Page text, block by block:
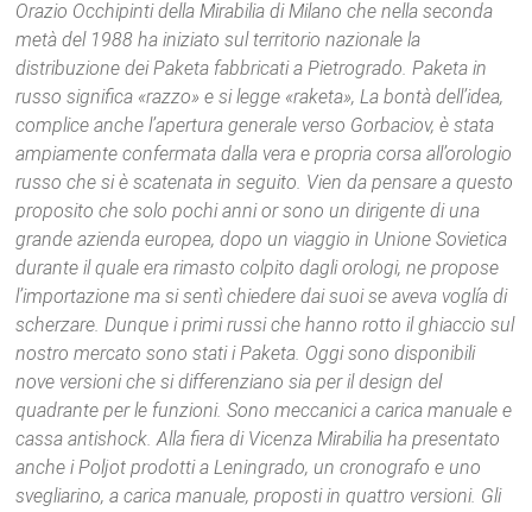
Orazio Occhipinti della Mirabilia di Milano che nella seconda
metà del 1988 ha iniziato sul territorio nazionale la
distribuzione dei Paketa fabbricati a Pietrogrado. Paketa in
russo significa «razzo» e si legge «raketa», La bontà dell’idea,
complice anche l’apertura generale verso Gorbaciov, è stata
ampiamente confermata dalla vera e propria corsa all’orologio
russo che si è scatenata in seguito. Vien da pensare a questo
proposito che solo pochi anni or sono un dirigente di una
grande azienda europea, dopo un viaggio in Unione Sovietica
durante il quale era rimasto colpito dagli orologi, ne propose
l’importazione ma si sentì chiedere dai suoi se aveva voglía di
scherzare. Dunque i primi russi che hanno rotto il ghiaccio sul
nostro mercato sono stati i Paketa. Oggi sono disponibili
nove versioni che si differenziano sia per il design del
quadrante per le funzioni. Sono meccanici a carica manuale e
cassa antishock. Alla fiera di Vicenza Mirabilia ha presentato
anche i Poljot prodotti a Leningrado, un cronografo e uno
svegliarino, a carica manuale, proposti in quattro versioni. Gli